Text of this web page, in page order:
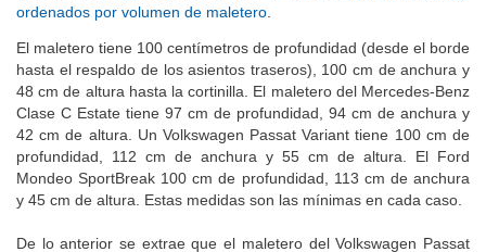
ordenados por volumen de maletero
El maletero tiene 100 centímetros de profundidad (desde el borde
hasta el respaldo de los asientos traseros), 100 cm de anchura y
48 cm de altura hasta la cortinilla. El maletero del Mercedes-Benz
Clase C Estate tiene 97 cm de profundidad, 94 cm de anchura y
42 cm de altura. Un Volkswagen Passat Variant tiene 100 cm de
profundidad, 112 cm de anchura y 55 cm de altura. El Ford
Mondeo SportBreak 100 cm de profundidad, 113 cm de anchura
y 45 cm de altura. Estas medidas son las mínimas en cada caso.
De lo anterior se extrae que el maletero del Volkswagen Passat